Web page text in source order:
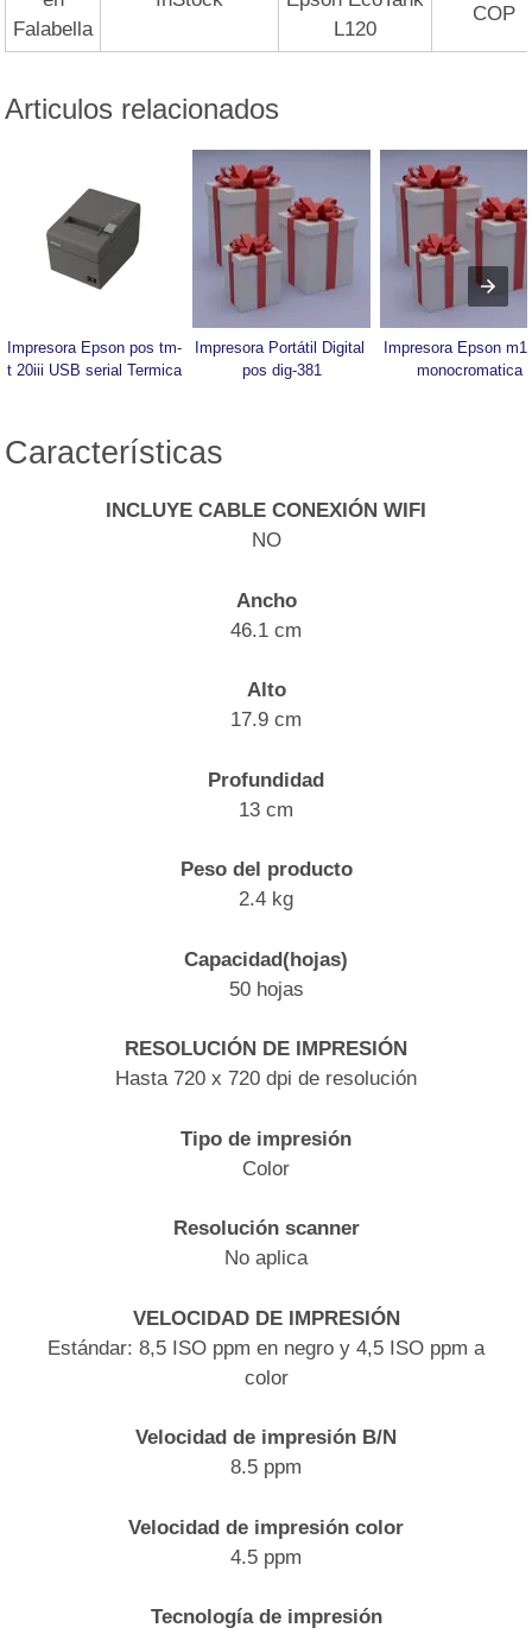
Falabella
L120
COP
Articulos relacionados
Impresora Epson pos tm-
t 20iii USB serial Termica
Impresora Portátil Digital
pos dig-381
Impresora Epson
monocromatica
Características
INCLUYE CABLE CONEXIÓN WIFI
NO
Ancho
46.1 cm
Alto
17.9 cm
Profundidad
13 cm
Peso del producto
2.4 kg
Capacidad(hojas)
50 hojas
RESOLUCIÓN DE IMPRESIÓN
Hasta 720 x 720 dpi de resolución
Tipo de impresión
Color
Resolución scanner
No aplica
VELOCIDAD DE IMPRESIÓN
Estándar: 8,5 ISO ppm en negro y 4,5 ISO ppm a
color
Velocidad de impresión B/N
8.5 ppm
Velocidad de impresión color
4.5 ppm
Tecnología de impresión